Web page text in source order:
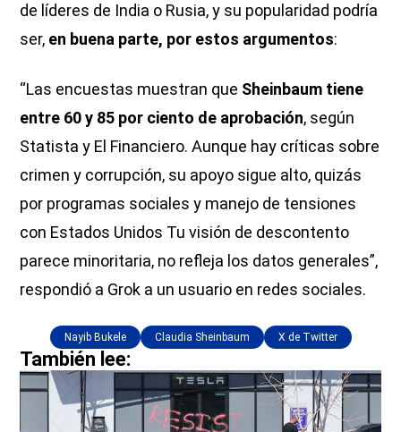
de líderes de India o Rusia, y su popularidad podría
ser, en buena parte, por estos argumentos:
“Las encuestas muestran que Sheinbaum tiene
entre 60 y 85 por ciento de aprobación, según
Statista y El Financiero. Aunque hay críticas sobre
crimen y corrupción, su apoyo sigue alto, quizás
por programas sociales y manejo de tensiones
con Estados Unidos Tu visión de descontento
parece minoritaria, no refleja los datos generales”,
respondió a Grok a un usuario en redes sociales.
Nayib Bukele Claudia Sheinbaum X de Twitter
También lee: